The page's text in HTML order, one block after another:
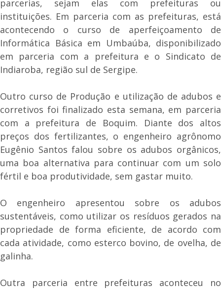
parcerias, sejam elas com prefeituras ou
instituições. Em parceria com as prefeituras, está
acontecendo o curso de aperfeiçoamento de
Informática Básica em Umbaúba, disponibilizado
em parceria com a prefeitura e o Sindicato de
Indiaroba, região sul de Sergipe.
Outro curso de Produção e utilização de adubos e
corretivos foi finalizado esta semana, em parceria
com a prefeitura de Boquim. Diante dos altos
preços dos fertilizantes, o engenheiro agrônomo
Eugênio Santos falou sobre os adubos orgânicos,
uma boa alternativa para continuar com um solo
fértil e boa produtividade, sem gastar muito.
O engenheiro apresentou sobre os adubos
sustentáveis, como utilizar os resíduos gerados na
propriedade de forma eficiente, de acordo com
cada atividade, como esterco bovino, de ovelha, de
galinha.
Outra parceria entre prefeituras aconteceu no